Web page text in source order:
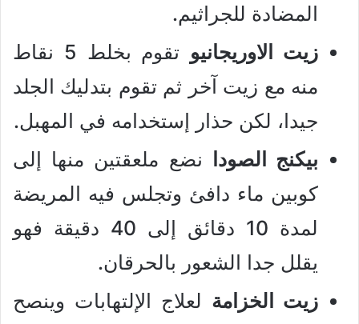
المضادة للجراثيم.
زيت الاوريجانيو
تقوم بخلط 5 نقاط
منه مع زيت آخر ثم تقوم بتدليك الجلد
جيدا، لكن حذار إستخدامه في المهبل.
بيكنج الصودا
نضع ملعقتين منها إلى
كوبين ماء دافئ وتجلس فيه المريضة
لمدة 10 دقائق إلى 40 دقيقة فهو
يقلل جدا الشعور بالحرقان.
زيت الخزامة لعلاج الإلتهابات وينصح